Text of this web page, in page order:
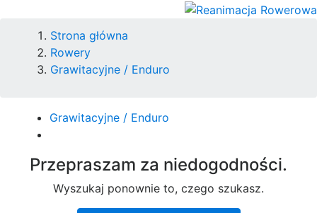
Strona główna
Rowery
Grawitacyjne / Enduro
Grawitacyjne / Enduro
Przepraszam za niedogodności.
Wyszukaj ponownie to, czego szukasz.